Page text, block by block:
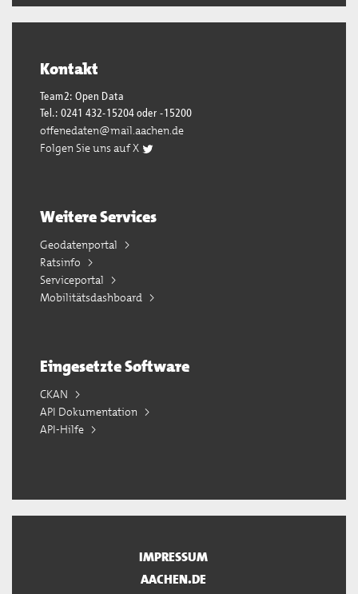
Kontakt
Team2: Open Data
Tel.: 0241 432-15204 oder -15200
offenedaten@mail.aachen.de
Folgen Sie uns auf X
Weitere Services
Geodatenportal
Ratsinfo
Serviceportal
Mobilitätsdashboard
Eingesetzte Software
CKAN
API Dokumentation
API-Hilfe
IMPRESSUM
AACHEN.DE